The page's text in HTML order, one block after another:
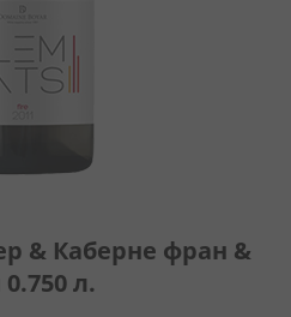
& Каберне фран &
л.